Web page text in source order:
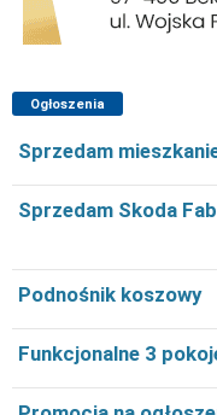
Ogłoszenia
Sprzedam
Sprzedam Skoda
Podnośnik koszowy
Funkcjonalne 3